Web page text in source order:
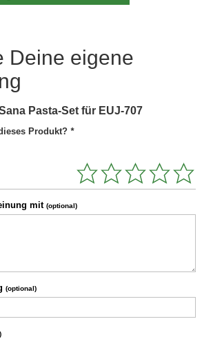
Deine eigene
Pasta-Set für EUJ-707
Produkt? *
mit (optional)
(optional)